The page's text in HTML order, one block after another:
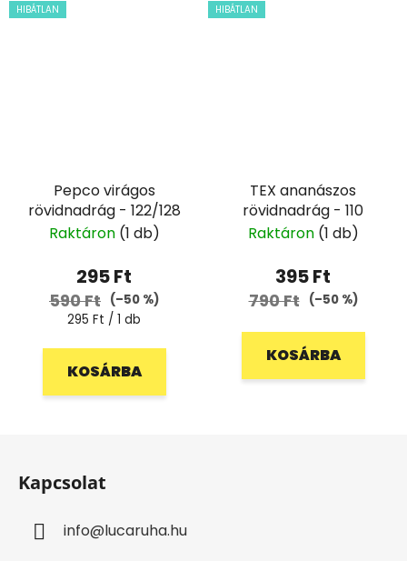
HIBÁTLAN
Pepco virágos
rövidnadrág - 122/128
Raktáron (1 db)
295 Ft
590 Ft (–50 %)
Egységár:
295 Ft / 1 db
KOSÁRBA
HIBÁTLAN
TEX ananászos
rövidnadrág - 110
Raktáron (1 db)
395 Ft
790 Ft (–50 %)
KOSÁRBA
Kapcsolat
info@lucaruha.hu